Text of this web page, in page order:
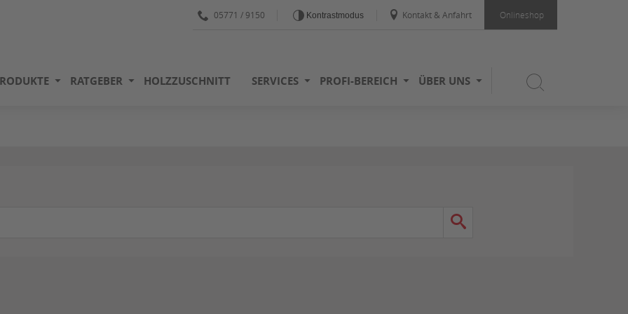
05771 / 9150 Kontrastmodus Kontakt & Anfahrt Onlineshop
RATGEBER HOLZZUSCHNITT SERVICES PROFI-BEREICH ÜBER UNS